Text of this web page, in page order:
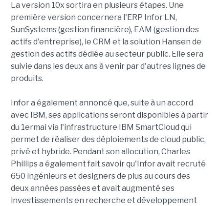
La version 10x sortira en plusieurs étapes. Une
première version concernera l'ERP Infor LN,
SunSystems (gestion financière), EAM (gestion des
actifs d'entreprise), le CRM et la solution Hansen de
gestion des actifs dédiée au secteur public. Elle sera
suivie dans les deux ans à venir par d'autres lignes de
produits.
Infor a également annoncé que, suite à un accord
avec IBM, ses applications seront disponibles à partir
du 1ermai via l'infrastructure IBM SmartCloud qui
permet de réaliser des déploiements de cloud public,
privé et hybride. Pendant son allocution, Charles
Phillips a également fait savoir qu'Infor avait recruté
650 ingénieurs et designers de plus au cours des
deux années passées et avait augmenté ses
investissements en recherche et développement